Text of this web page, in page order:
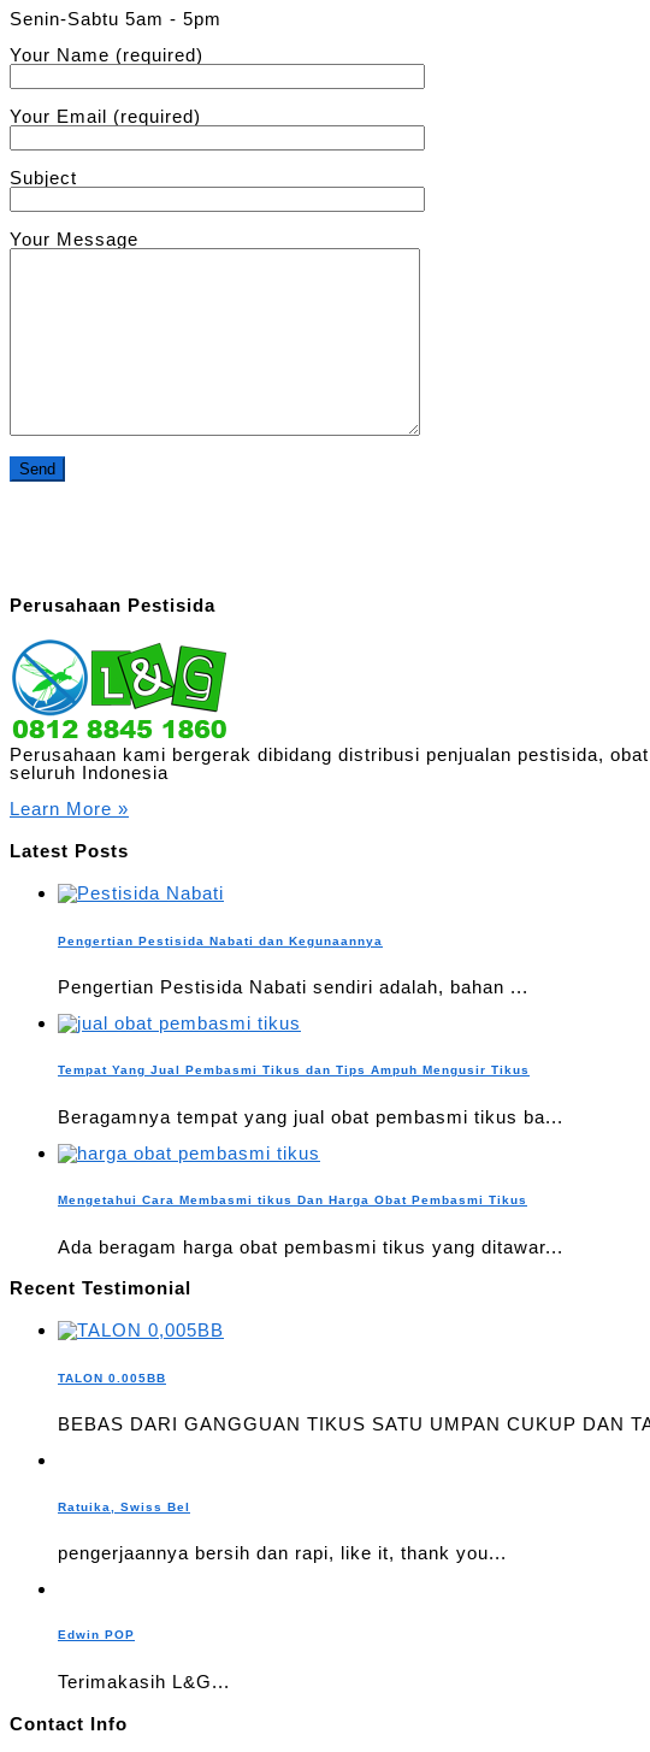
Senin-Sabtu 5am - 5pm
Your Name (required)
Your Email (required)
Subject
Your Message
Perusahaan Pestisida
Perusahaan kami bergerak dibidang distribusi penjualan pestisida,
seluruh Indonesia
Learn More »
Latest Posts
Pengertian Pestisida Nabati dan Kegunaannya
Pengertian Pestisida Nabati sendiri adalah, bahan ...
Tempat Yang Jual Pembasmi Tikus dan Tips Ampuh Mengusir Tikus
Beragamnya tempat yang jual obat pembasmi tikus ba...
Mengetahui Cara Membasmi tikus Dan Harga Obat Pembasmi Tikus
Ada beragam harga obat pembasmi tikus yang ditawar...
Recent Testimonial
TALON 0.005BB
BEBAS DARI GANGGUAN TIKUS SATU UMPAN CUKUP DAN
Ratuika, Swiss Bel
pengerjaannya bersih dan rapi, like it, thank you...
Edwin POP
Terimakasih L&G...
Contact Info